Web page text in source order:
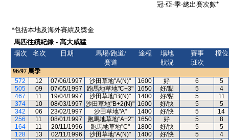
冠-亞-季-總出賽次數*
*包括本地及海外賽績及獎金
馬匹往績紀錄 - 高大威猛
場次
名次 日期
馬場/跑道/
賽道
途程
場地
狀況
賽事
班次
檔位
96/97 馬季
572
12 07/06/1997 沙田草地"A(N)" 1600 好 6
5
505
09 07/05/1997 跑馬地草地"C+3" 1650 好/黏 5
4
467
11 19/04/1997 沙田草地"B(N)" 1400 好/黏 5
11
374
10 08/03/1997 沙田草地"B+2(N)" 1600 好/快 5
5
342
06 23/02/1997 沙田草地"A" 1400 好/快 5
14
256
11 08/01/1997 跑馬地草地"A+2" 1650 好 5
8
164
11 20/11/1996 跑馬地草地"C" 1800 好/快 5
5
128
13 02/11/1996 沙田草地"A(N)" 1400 好/快 5
4